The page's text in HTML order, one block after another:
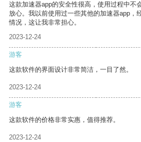
这款加速器app的安全性很高，使用过程中不
放心。我以前使用过一些其他的加速器app，
情况，这让我非常担心。
2023-12-24
游客
这款软件的界面设计非常简洁，一目了然。
2023-12-24
游客
这款软件的价格非常实惠，值得推荐。
2023-12-24